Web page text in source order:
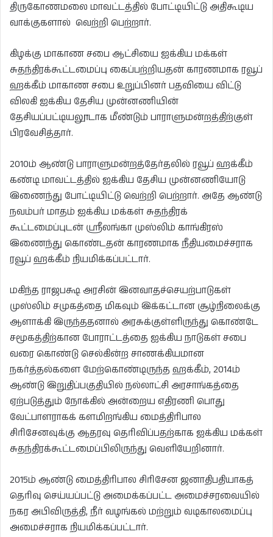
திருகோணமலை மாவட்டத்தில் போட்டியிட்டு அதிகூடிய
வாக்குகளால் வெற்றி பெற்றார்.
கிழக்கு மாகாண சபை ஆட்சியை ஐக்கிய மக்கள்
சுதந்திரக்கூட்டமைப்பு கைப்பற்றியதன் காரணமாக ரவூப்
ஹக்கீம் மாகாண சபை உறுப்பினர் பதவியை விட்டு
விலகி ஐக்கிய தேசிய முன்னணியின்
தேசியப்பட்டியலூடாக மீண்டும் பாராளுமன்றத்திற்குள்
பிரவேசித்தார்.
2010ம் ஆண்டு பாராளுமன்றத்தேர்தலில் ரவூப் ஹக்கீம்
கண்டி மாவட்டத்தில் ஐக்கிய தேசிய முன்னணியோடு
இணைந்து போட்டியிட்டு வெற்றி பெற்றார். அதே ஆண்டு
நவம்பர் மாதம் ஐக்கிய மக்கள் சுதந்திரக்
கூட்டமைப்புடன் ஸ்ரீலங்கா முஸ்லிம் காங்கிரஸ்
இணைந்து கொண்டதன் காரணமாக நீதியமைச்சராக
ரவூப் ஹக்கீம் நியமிக்கப்பட்டார்.
மகிந்த ராஜபக்ஷ அரசின் இனவாதச்செயற்பாடுகள்
முஸ்லிம் சமுகத்தை மிகவும் இக்கட்டான சூழ்நிலைக்கு
ஆளாக்கி இருந்ததனால் அரசுக்குள்ளிருந்து கொண்டே
சமூகத்திற்கான போராட்டத்தை ஐக்கிய நாடுகள் சபை
வரை கொண்டு செல்கின்ற சாணக்கியமான
நகர்த்தல்களை மேற்கொண்டிருந்த ஹக்கீம், 2014ம்
ஆண்டு இறுதிப்பகுதியில் நல்லாட்சி அரசாங்கத்தை
ஏற்படுத்தும் நோக்கில் அன்றைய எதிரணி பொது
வேட்பாளராகக் களமிறங்கிய மைத்திரிபால
சிரிசேனவுக்கு ஆதரவு தெரிவிப்பதற்காக ஐக்கிய மக்கள்
சுதந்திரக்கூட்டமைப்பிலிருந்து வெளியேறினார்.
2015ம் ஆண்டு மைத்திரிபால சிரிசேன ஜனாதிபதியாகத்
தெரிவு செய்யப்பட்டு அமைக்கப்பட்ட அமைச்சரவையில்
நகர அபிவிருத்தி, நீர் வழங்கல் மற்றும் வடிகாலமைப்பு
அமைச்சராக நியமிக்கப்பட்டார்.